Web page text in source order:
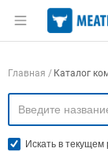
Раздел
Навигация
Главная Каталог
Искать в текущем